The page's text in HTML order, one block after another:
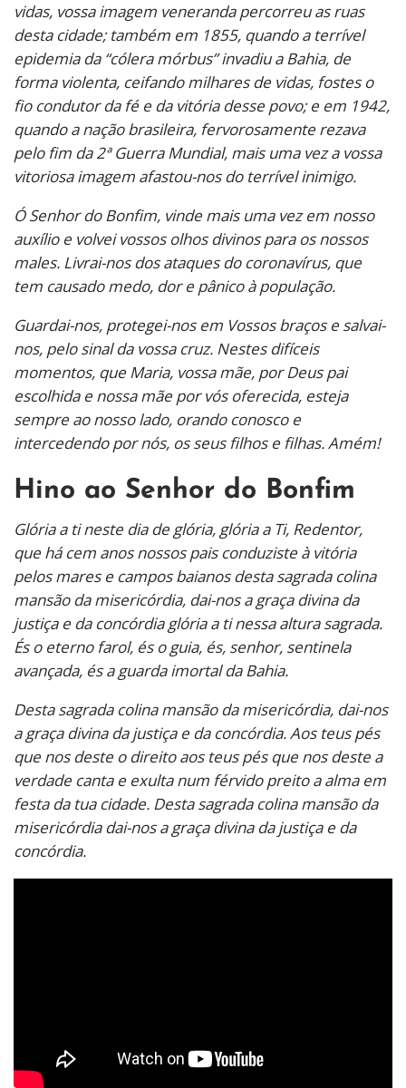
vidas, vossa imagem veneranda percorreu as ruas
desta cidade; também em 1855, quando a terrível
epidemia da “cólera mórbus” invadiu a Bahia, de
forma violenta, ceifando milhares de vidas, fostes o
fio condutor da fé e da vitória desse povo; e em 1942,
quando a nação brasileira, fervorosamente rezava
pelo fim da 2ª Guerra Mundial, mais uma vez a vossa
vitoriosa imagem afastou-nos do terrível inimigo.
Ó Senhor do Bonfim, vinde mais uma vez em nosso
auxílio e volvei vossos olhos divinos para os nossos
males. Livrai-nos dos ataques do coronavírus, que
tem causado medo, dor e pânico à população.
Guardai-nos, protegei-nos em Vossos braços e salvai-
nos, pelo sinal da vossa cruz. Nestes difíceis
momentos, que Maria, vossa mãe, por Deus pai
escolhida e nossa mãe por vós oferecida, esteja
sempre ao nosso lado, orando conosco e
intercedendo por nós, os seus filhos e filhas. Amém!
Hino ao Senhor do Bonfim
Glória a ti neste dia de glória, glória a Ti, Redentor,
que há cem anos nossos pais conduziste à vitória
pelos mares e campos baianos desta sagrada colina
mansão da misericórdia, dai-nos a graça divina da
justiça e da concórdia glória a ti nessa altura sagrada.
És o eterno farol, és o guia, és, senhor, sentinela
avançada, és a guarda imortal da Bahia.
Desta sagrada colina mansão da misericórdia, dai-nos
a graça divina da justiça e da concórdia. Aos teus pés
que nos deste o direito aos teus pés que nos deste a
verdade canta e exulta num férvido preito a alma em
festa da tua cidade. Desta sagrada colina mansão da
misericórdia dai-nos a graça divina da justiça e da
concórdia.